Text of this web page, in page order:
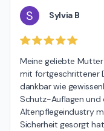
S Sylvia B
Meine geliebte
mit fortgeschrittener
dankbar wie
Schutz-Auflagen und
Altenpflegeindustry
Sicherheit gesorgt